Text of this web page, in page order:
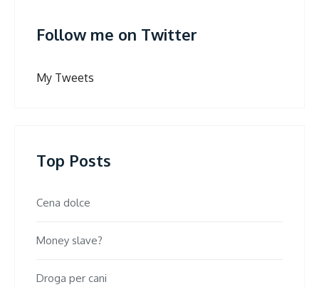
Follow me on Twitter
My Tweets
Top Posts
Cena dolce
Money slave?
Droga per cani